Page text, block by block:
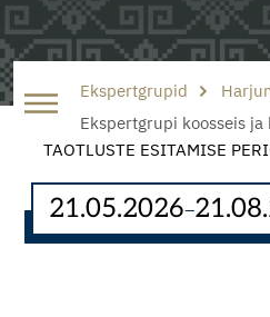
Ekspertgrupid
Ekspertgrupi koosseis ja
TAOTLUSTE ESITAMISE
21.05.2026–